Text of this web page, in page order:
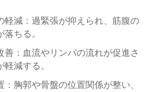
軽減：過緊張が抑えられ、筋腹の
ちる。
善：血流やリンパの流れが促進さ
減する。
：胸郭や骨盤の位置関係が整い、